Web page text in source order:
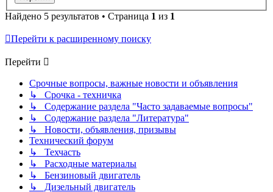
Найдено 5 результатов • Страница 1 из 1
Перейти к расширенному поиску
Перейти
Срочные вопросы, важные новости и объявления
↳ Срочка - техничка
↳ Содержание раздела "Часто задаваемые вопросы"
↳ Содержание раздела "Литература"
↳ Новости, объявления, призывы
Технический форум
↳ Техчасть
↳ Расходные материалы
↳ Бензиновый двигатель
↳ Дизельный двигатель